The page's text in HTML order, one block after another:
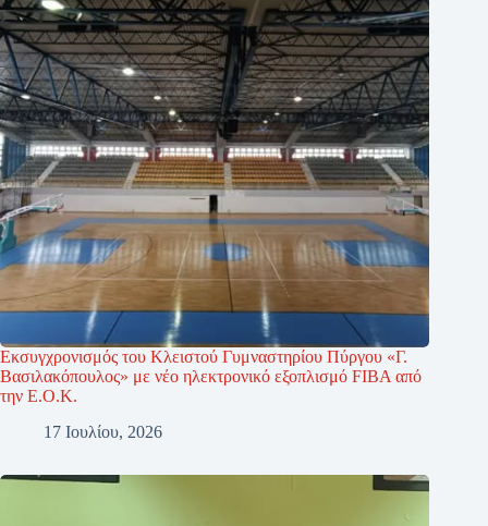
Εκσυγχρονισμός του Κλειστού Γυμναστηρίου Πύργου «Γ.
Βασιλακόπουλος» με νέο ηλεκτρονικό εξοπλισμό FIBA από
την Ε.Ο.Κ.
17 Ιουλίου, 2026